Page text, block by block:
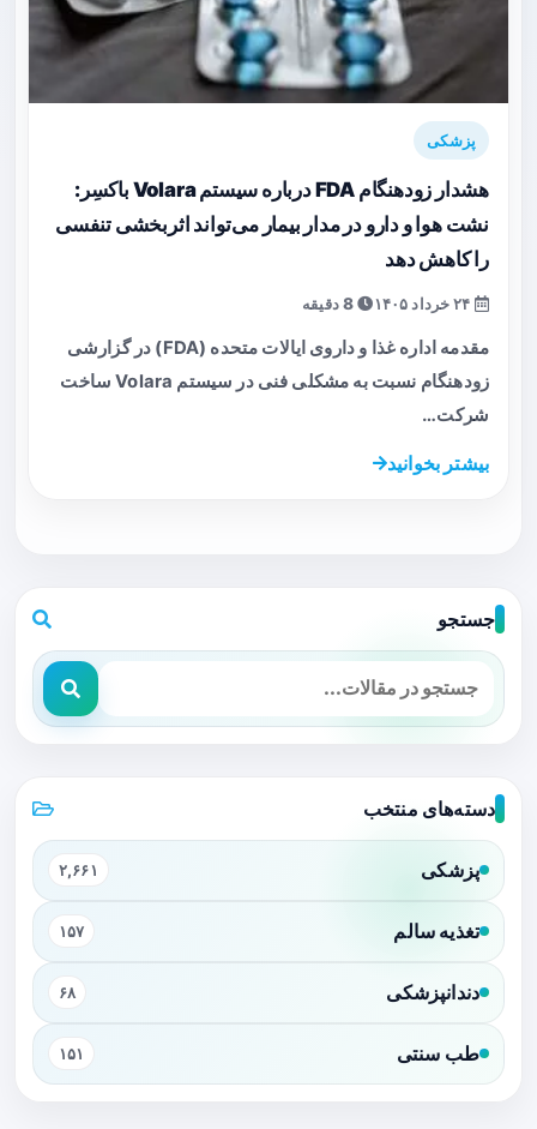
پزشکی
هشدار زودهنگام FDA درباره سیستم Volara باکسِر:
نشت هوا و دارو در مدار بیمار می‌تواند اثربخشی تنفسی
را کاهش دهد
8 دقیقه
مقدمه اداره غذا و داروی ایالات متحده (FDA) در گزارشی
زودهنگام نسبت به مشکلی فنی در سیستم Volara ساخت
شرکت…
بیشتر بخوانید
جستجو
دسته‌های منتخب
پزشکی ۲,۶۶۱
تغذیه سالم ۱۵۷
دندانپزشکی ۶۸
طب سنتی ۱۵۱